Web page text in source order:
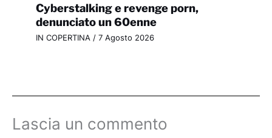
Cyberstalking e revenge porn,
denunciato un 60enne
IN COPERTINA/ 7 Agosto 2026
Lascia un commento